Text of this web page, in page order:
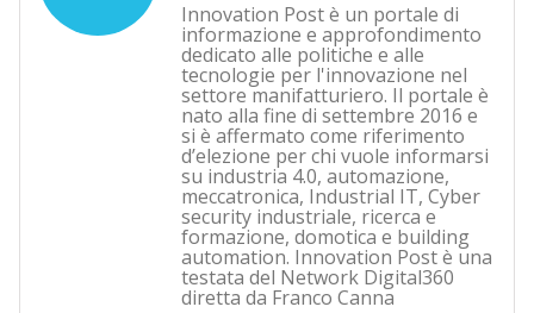
Innovation Post è un portale di
informazione e approfondimento
dedicato alle politiche e alle
tecnologie per l'innovazione nel
settore manifatturiero. Il portale è
nato alla fine di settembre 2016 e
si è affermato come riferimento
d’elezione per chi vuole informarsi
su industria 4.0, automazione,
meccatronica, Industrial IT, Cyber
security industriale, ricerca e
formazione, domotica e building
automation. Innovation Post è una
testata del Network Digital360
diretta da Franco Canna